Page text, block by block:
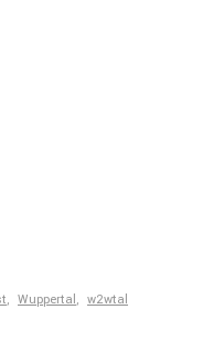
, Wuppertal, w2wtal